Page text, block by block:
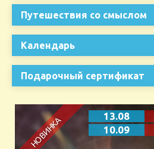
Путешествия со смыслом
Календарь
Подарочный сертификат
13.08
10.09